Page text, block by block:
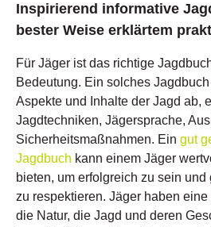
Inspirierend informative
bester Weise erklärtem
Für Jäger ist das richtige
Bedeutung. Ein solches
Aspekte und Inhalte der Jagd ab,
Jagdtechniken, Jägersprache,
Sicherheitsmaßnahmen. Ein gut
Jagdbuch kann einem Jäger
bieten, um erfolgreich zu sein
zu respektieren. Jäger haben
die Natur, die Jagd und deren